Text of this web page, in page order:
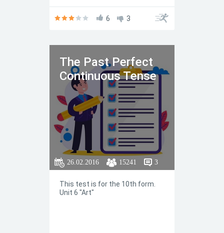
6 3
The Past Perfect
Continuous Tense
26.02.2016 15241 3
This test is for the 10th form.
Unit 6 "Art"